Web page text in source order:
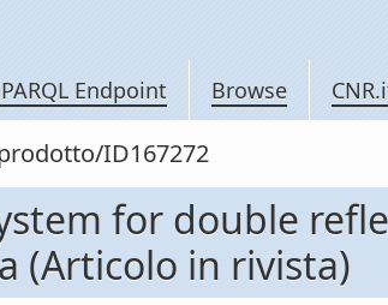
Endpoint Browse
ID167272
for double
(Articolo in rivista)